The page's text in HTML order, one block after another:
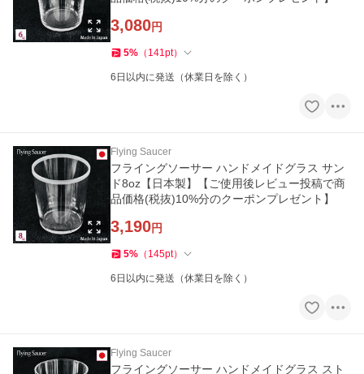
3,080円
5% （ 141pt）
6日以内に発送（休業日を除く）
Flying Saucer
フライングソーサー ハンドメイドグラス サン
ド8oz【日本製】【ご使用後レビュー投稿で商
品価格(税抜)10%分のクーポンプレゼント】
3,190円
5% （ 145pt）
6日以内に発送（休業日を除く）
Flying Saucer
フライングソーサー ハンドメイドグラス スト